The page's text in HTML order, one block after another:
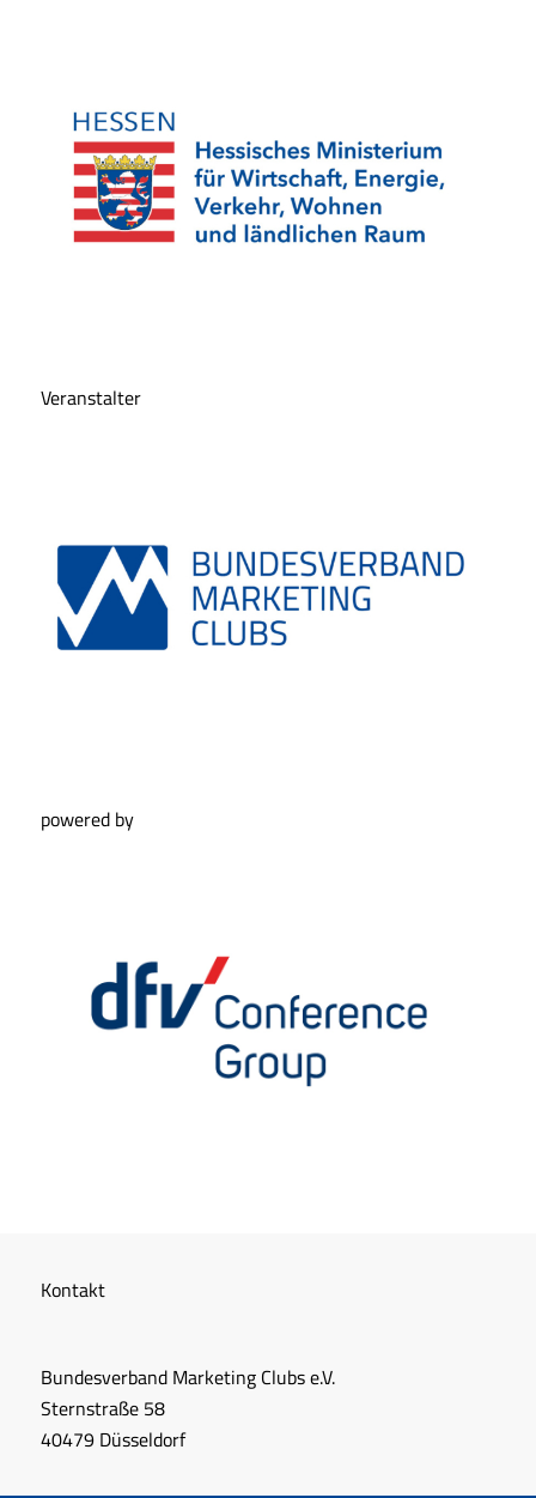
Veranstalter
powered by
Kontakt
Bundesverband Marketing Clubs e.V.
Sternstraße 58
40479 Düsseldorf